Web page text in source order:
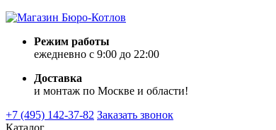
Режим работы
ежедневно с 9:00 до 22:00
Доставка
и монтаж по Москве и области!
+7 (495) 142-37-82 Заказать звонок
Каталог